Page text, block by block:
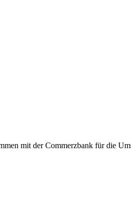
mit der Commerzbank für die